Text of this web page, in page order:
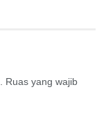
Ruas yang wajib